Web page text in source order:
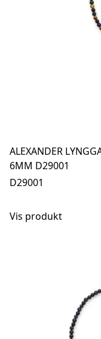
ALEXANDER
6MM D29001
D29001
Vis produkt